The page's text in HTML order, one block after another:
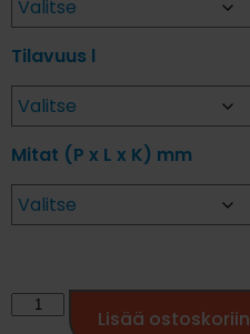
Tilavuus l
Mitat (P x L x K) mm
Lisää ostoskoriin